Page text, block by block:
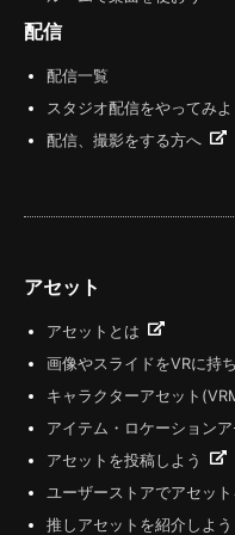
配信
配信一覧
スタジオ配信をやってみよ
配信、撮影をする方へ
アセット
アセットとは
画像やスライドをVRに持
キャラクターアセット
アイテム・ロケーション
アセットを投稿しよう
ユーザーストアでアセット
推しアセットを紹介しよう